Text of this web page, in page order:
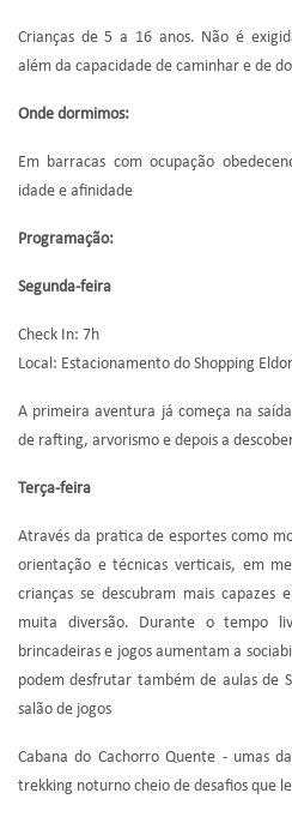
Crianças de 5 a 16 anos. Não é
além da capacidade de caminhar e de
Onde dormimos:
Em barracas com ocupação
idade e afinidade
Programação:
Segunda-feira
Check In: 7h
Local: Estacionamento do Shopping
A primeira aventura já começa na
de rafting, arvorismo e depois a
Terça-feira
Através da pratica de esportes como
orientação e técnicas verticais, em
crianças se descubram mais
muita diversão. Durante o tempo
brincadeiras e jogos aumentam a
podem desfrutar também de aulas de
salão de jogos
Cabana do Cachorro Quente - umas
trekking noturno cheio de desafios que